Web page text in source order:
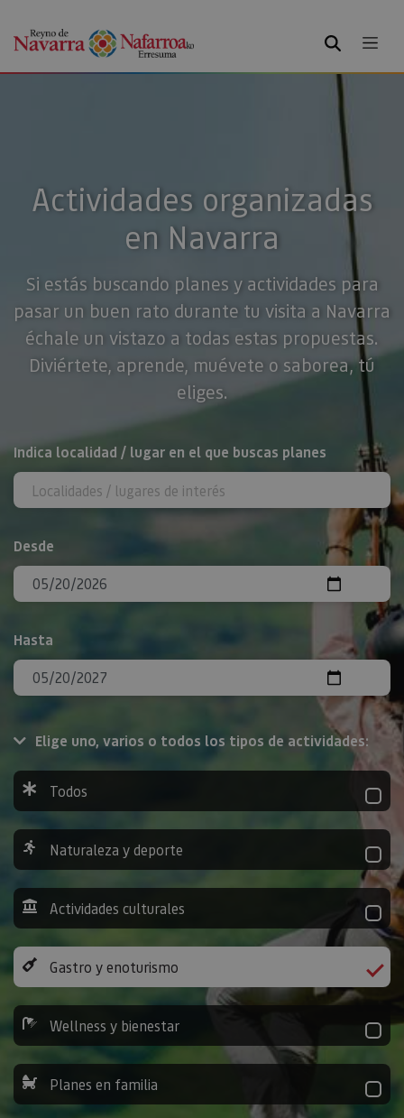
BUSCAR
Actividades organizadas
en Navarra
Si estás buscando planes y actividades para
pasar un buen rato durante tu visita a Navarra
échale un vistazo a todas estas propuestas.
Diviértete, aprende, muévete o saborea, tú
eliges.
BUSCAR
Indica localidad / lugar en el que buscas planes
Desde
Hasta
Elige uno, varios o todos los tipos de actividades:
Todos
Naturaleza y deporte
Actividades culturales
Gastro y enoturismo
Wellness y bienestar
Planes en familia